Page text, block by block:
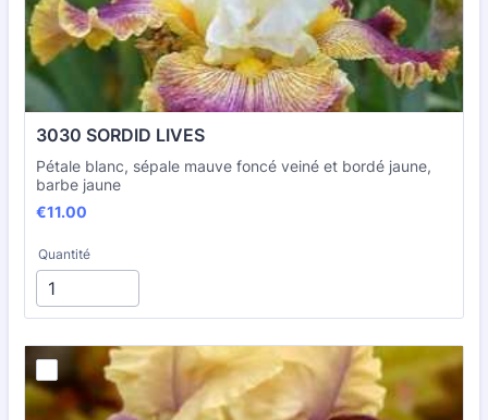
3030 SORDID LIVES
Pétale blanc, sépale mauve foncé veiné et bordé jaune,
barbe jaune
€11.00
€11.00
Quantité